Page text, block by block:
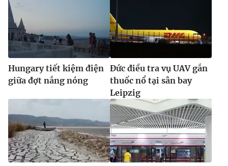
Hungary tiết kiệm điện
giữa đợt nắng nóng
Đức điều tra vụ UAV gắn
thuốc nổ tại sân bay
Leipzig